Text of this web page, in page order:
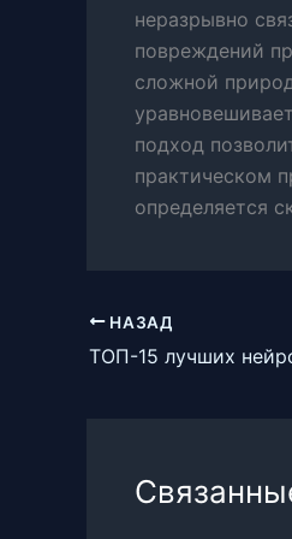
неразрывно
повреждений
сложной
подход
практическом
определяется
НАЗАД